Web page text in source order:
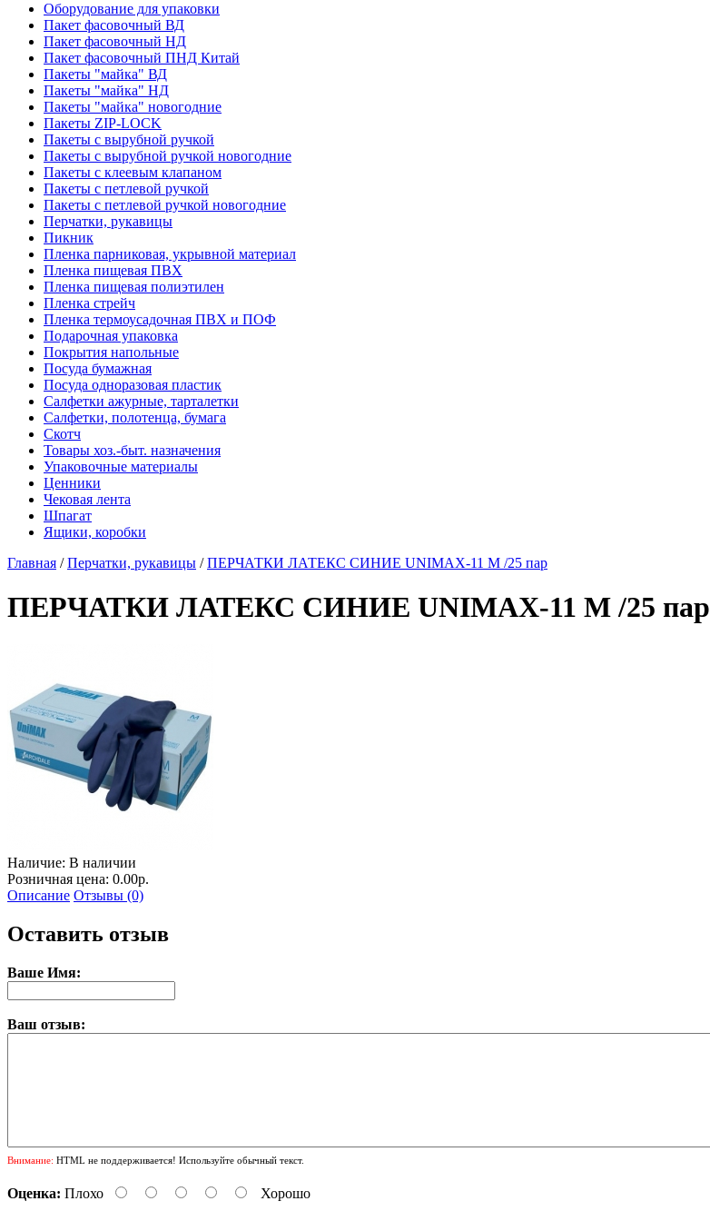
Оборудование для упаковки
Пакет фасовочный ВД
Пакет фасовочный НД
Пакет фасовочный ПНД Китай
Пакеты "майка" ВД
Пакеты "майка" НД
Пакеты "майка" новогодние
Пакеты ZIP-LOCK
Пакеты с вырубной ручкой
Пакеты с вырубной ручкой новогодние
Пакеты с клеевым клапаном
Пакеты с петлевой ручкой
Пакеты с петлевой ручкой новогодние
Перчатки, рукавицы
Пикник
Пленка парниковая, укрывной материал
Пленка пищевая ПВХ
Пленка пищевая полиэтилен
Пленка стрейч
Пленка термоусадочная ПВХ и ПОФ
Подарочная упаковка
Покрытия напольные
Посуда бумажная
Посуда одноразовая пластик
Салфетки ажурные, тарталетки
Салфетки, полотенца, бумага
Скотч
Товары хоз.-быт. назначения
Упаковочные материалы
Ценники
Чековая лента
Шпагат
Ящики, коробки
Главная /Перчатки, рукавицы /ПЕРЧАТКИ ЛАТЕКС СИНИЕ UNIMAX-11 M /25 пар
ПЕРЧАТКИ ЛАТЕКС СИНИЕ UNIMAX-11 M /25 пар
Наличие: В наличии
Розничная цена: 0.00р.
Описание Отзывы (0)
Оставить отзыв
Ваше Имя:
Ваш отзыв:
Внимание: HTML не поддерживается! Используйте обычный текст.
Оценка: Плохо Хорошо